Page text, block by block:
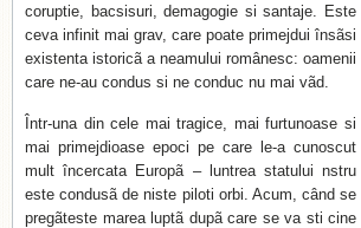
coruptie, bacsisuri, demagogie si santaje. Este
ceva infinit mai grav, care poate primejdui însãsi
existenta istoricã a neamului românesc: oamenii
care ne-au condus si ne conduc nu mai vãd.
Într-una din cele mai tragice, mai furtunoase si
mai primejdioase epoci pe care le-a cunoscut
mult încercata Europã – luntrea statului nstru
este condusã de niste piloti orbi. Acum, când se
pregãteste marea luptã dupã care se va sti cine